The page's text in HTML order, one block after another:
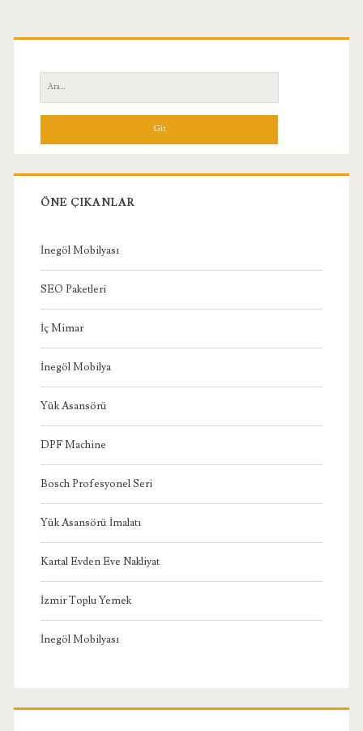
Birincil
Yan
Menü
Ara:
ÖNE ÇIKANLAR
İnegöl Mobilyası
SEO Paketleri
İç Mimar
İnegöl Mobilya
Yük Asansörü
DPF Machine
Bosch Profesyonel Seri
Yük Asansörü İmalatı
Kartal Evden Eve Nakliyat
İzmir Toplu Yemek
İnegöl Mobilyası